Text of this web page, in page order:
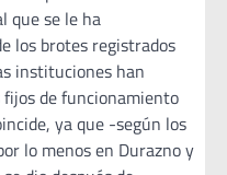
que se le ha
los brotes registrados
instituciones han
de funcionamiento
ya que -según los
lo menos en Durazno y